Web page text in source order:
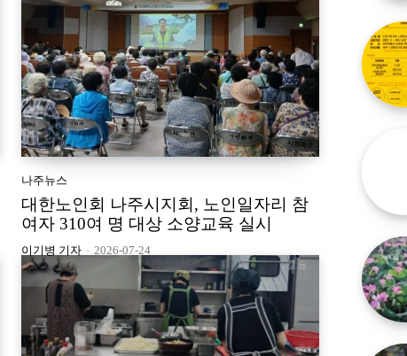
나주뉴스
대한노인회 나주시지회, 노인일자리 참
여자 310여 명 대상 소양교육 실시
이기병 기자 - 2026-07-24